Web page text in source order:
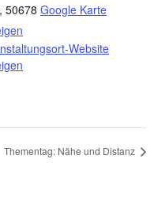
, 50678 Google Karte
Website
Thementag: Nähe und Distanz